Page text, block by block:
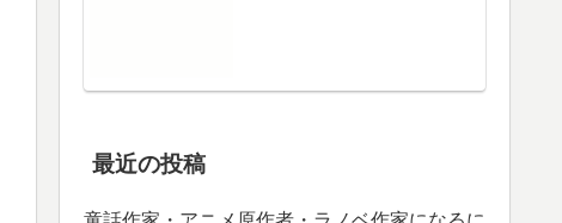
最近の投稿